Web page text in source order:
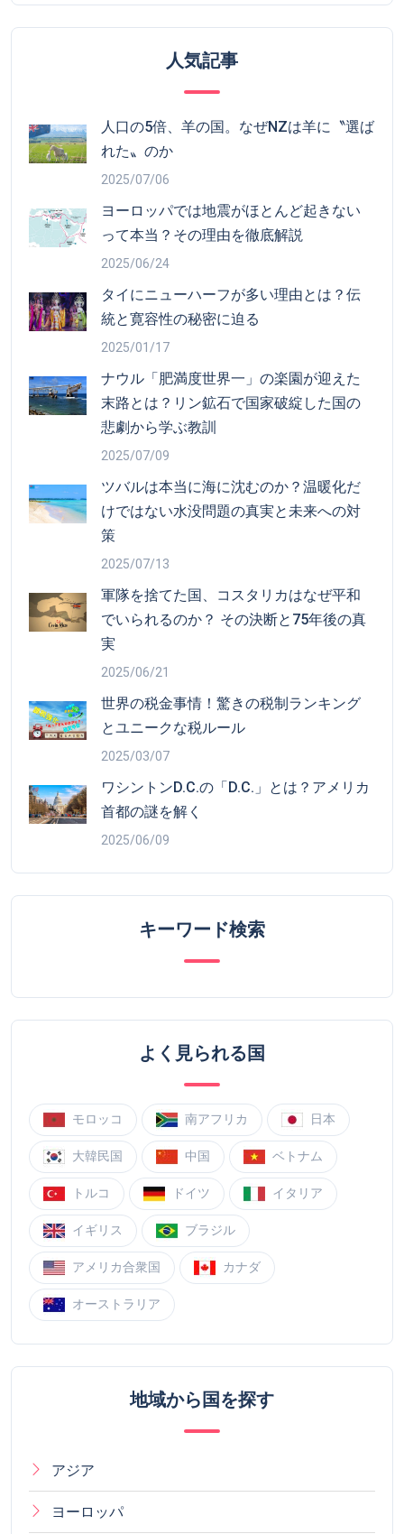
人気記事
人口の5倍、羊の国。なぜNZは羊に〝選ば
れた〟のか
2025/07/06
ヨーロッパでは地震がほとんど起きない
って本当？その理由を徹底解説
2025/06/24
タイにニューハーフが多い理由とは？伝
統と寛容性の秘密に迫る
2025/01/17
ナウル「肥満度世界一」の楽園が迎えた
末路とは？リン鉱石で国家破綻した国の
悲劇から学ぶ教訓
2025/07/09
ツバルは本当に海に沈むのか？温暖化だ
けではない水没問題の真実と未来への対
策
2025/07/13
軍隊を捨てた国、コスタリカはなぜ平和
でいられるのか？ その決断と75年後の真
実
2025/06/21
世界の税金事情！驚きの税制ランキング
とユニークな税ルール
2025/03/07
ワシントンD.C.の「D.C.」とは？アメリカ
首都の謎を解く
2025/06/09
キーワード検索
よく見られる国
モロッコ 南アフリカ 日本
大韓民国 中国 ベトナム
トルコ ドイツ イタリア
イギリス ブラジル
アメリカ合衆国 カナダ
オーストラリア
地域から国を探す
アジア
ヨーロッパ